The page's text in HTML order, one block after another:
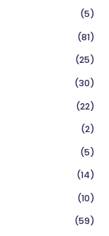
(5)
(81)
(25)
(30)
(22)
(2)
(5)
(14)
(10)
(59)